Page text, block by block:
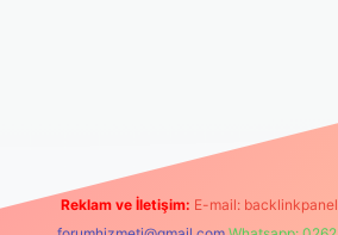
Reklam ve İletişim: E-mail: